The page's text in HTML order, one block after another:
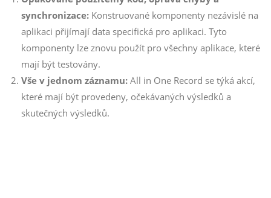
synchronizace: Konstruované komponenty nezávislé na
aplikaci přijímají data specifická pro aplikaci. Tyto
komponenty lze znovu použít pro všechny aplikace, které
mají být testovány.
Vše v jednom záznamu: All in One Record se týká akcí,
které mají být provedeny, očekávaných výsledků a
skutečných výsledků.